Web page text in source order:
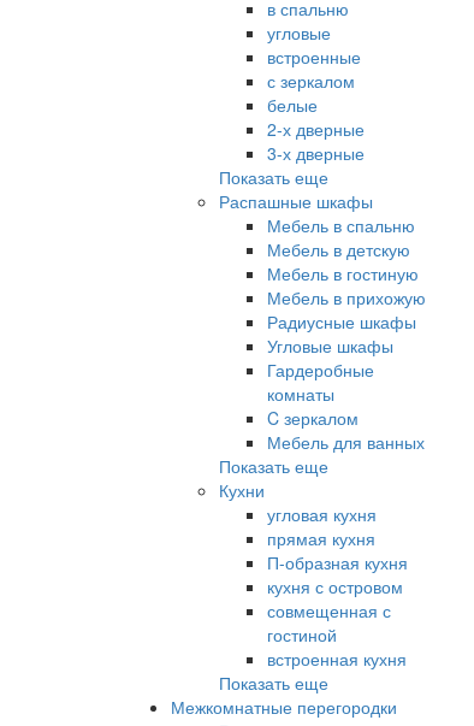
в спальню
угловые
встроенные
с зеркалом
белые
2-х дверные
3-х дверные
Показать еще
Распашные шкафы
Мебель в спальню
Мебель в детскую
Мебель в гостиную
Мебель в прихожую
Радиусные шкафы
Угловые шкафы
Гардеробные
комнаты
C зеркалом
Мебель для ванных
Показать еще
Кухни
угловая кухня
прямая кухня
П-образная кухня
кухня с островом
совмещенная с
гостиной
встроенная кухня
Показать еще
Межкомнатные перегородки